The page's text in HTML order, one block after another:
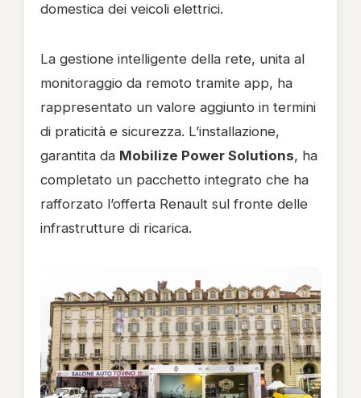
domestica dei veicoli elettrici.
La gestione intelligente della rete, unita al
monitoraggio da remoto tramite app, ha
rappresentato un valore aggiunto in termini
di praticità e sicurezza. L’installazione,
garantita da Mobilize Power Solutions, ha
completato un pacchetto integrato che ha
rafforzato l’offerta Renault sul fronte delle
infrastrutture di ricarica.